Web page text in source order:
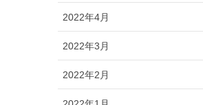
2022年4月
2022年3月
2022年2月